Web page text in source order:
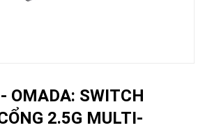
OMADA: SWITCH
2.5G MULTI-